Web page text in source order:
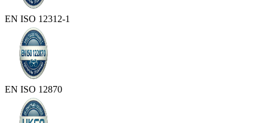
EN ISO 12312-1
EN ISO 12870